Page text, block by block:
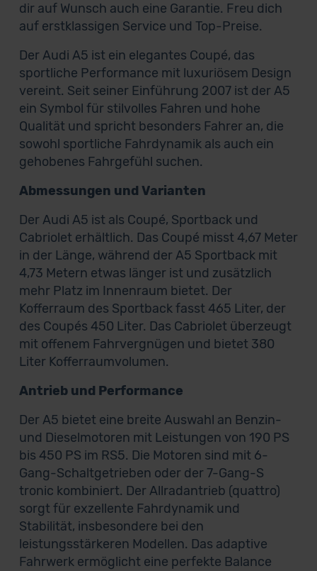
dir auf Wunsch auch eine Garantie. Freu dich
auf erstklassigen Service und Top-Preise.
Der Audi A5 ist ein elegantes Coupé, das
sportliche Performance mit luxuriösem Design
vereint. Seit seiner Einführung 2007 ist der A5
ein Symbol für stilvolles Fahren und hohe
Qualität und spricht besonders Fahrer an, die
sowohl sportliche Fahrdynamik als auch ein
gehobenes Fahrgefühl suchen.
Abmessungen und Varianten
Der Audi A5 ist als Coupé, Sportback und
Cabriolet erhältlich. Das Coupé misst 4,67 Meter
in der Länge, während der A5 Sportback mit
4,73 Metern etwas länger ist und zusätzlich
mehr Platz im Innenraum bietet. Der
Kofferraum des Sportback fasst 465 Liter, der
des Coupés 450 Liter. Das Cabriolet überzeugt
mit offenem Fahrvergnügen und bietet 380
Liter Kofferraumvolumen.
Antrieb und Performance
Der A5 bietet eine breite Auswahl an Benzin-
und Dieselmotoren mit Leistungen von 190 PS
bis 450 PS im RS5. Die Motoren sind mit 6-
Gang-Schaltgetrieben oder der 7-Gang-S
tronic kombiniert. Der Allradantrieb (quattro)
sorgt für exzellente Fahrdynamik und
Stabilität, insbesondere bei den
leistungsstärkeren Modellen. Das adaptive
Fahrwerk ermöglicht eine perfekte Balance